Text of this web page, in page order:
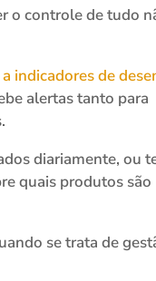
o controle de tudo
indicadores de
alertas tanto para
diariamente, ou
quais produtos
se trata de